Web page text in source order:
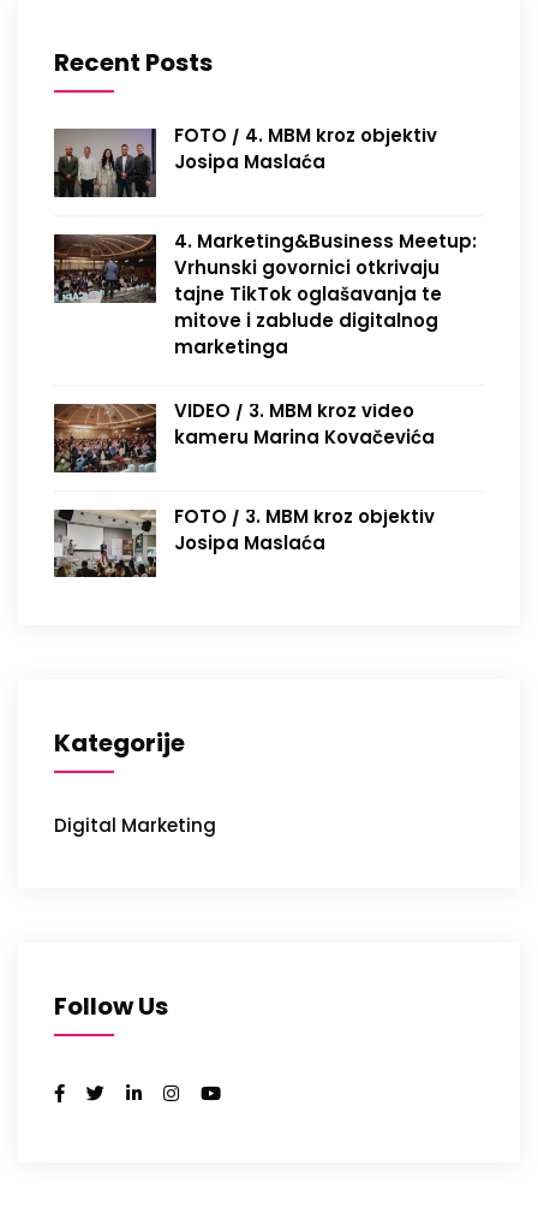
Recent Posts
FOTO / 4. MBM kroz objektiv
Josipa Maslaća
4. Marketing&Business Meetup:
Vrhunski govornici otkrivaju
tajne TikTok oglašavanja te
mitove i zablude digitalnog
marketinga
VIDEO / 3. MBM kroz video
kameru Marina Kovačevića
FOTO / 3. MBM kroz objektiv
Josipa Maslaća
Kategorije
Digital Marketing
Follow Us